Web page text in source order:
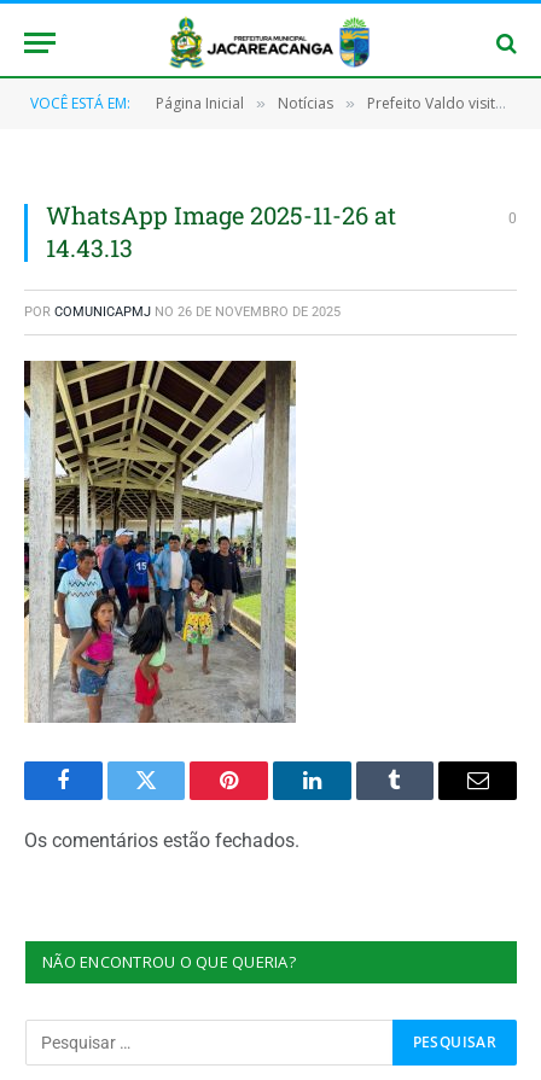
VOCÊ ESTÁ EM: Página Inicial » Notícias » Prefeito Valdo visita Aldeia Karapanatuba e anuncia reforma e ampliação da escola indígena
WhatsApp Image 2025-11-26 at
14.43.13
0
POR COMUNICAPMJ NO 26 DE NOVEMBRO DE 2025
FacebookTwitter Pinterest O
Tumblr
E-
Os comentários estão fechados.
NÃO ENCONTROU O QUE QUERIA?